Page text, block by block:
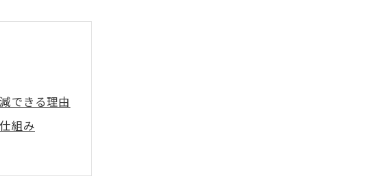
できる理由
組み
較
介